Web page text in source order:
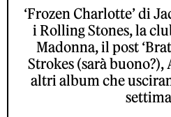
‘Frozen Charlotte’ di
i Rolling Stones, la
Madonna, il post
Strokes (sarà buono?),
altri album che